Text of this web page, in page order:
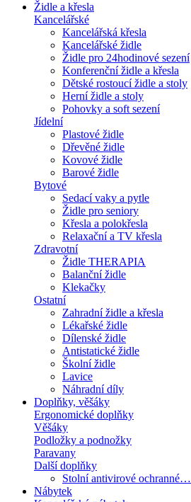
Židle a křesla
Kancelářské
Kancelářská křesla
Kancelářské židle
Židle pro 24hodinové sezení
Konferenční židle a křesla
Dětské rostoucí židle a stoly
Herní židle a stoly
Pohovky a soft sezení
Jídelní
Plastové židle
Dřevěné židle
Kovové židle
Barové židle
Bytové
Sedací vaky a pytle
Židle pro seniory
Křesla a polokřesla
Relaxační a TV křesla
Zdravotní
Židle THERAPIA
Balanční židle
Klekačky
Ostatní
Zahradní židle a křesla
Lékařské židle
Dílenské židle
Antistatické židle
Školní židle
Lavice
Náhradní díly
Doplňky, věšáky
Ergonomické doplňky
Věšáky
Podložky a podnožky
Paravany
Další doplňky
Stolní antivirové ochranné…
Nábytek